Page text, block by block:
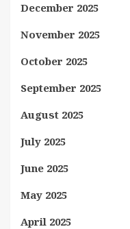
December 2025
November 2025
October 2025
September 2025
August 2025
July 2025
June 2025
May 2025
April 2025